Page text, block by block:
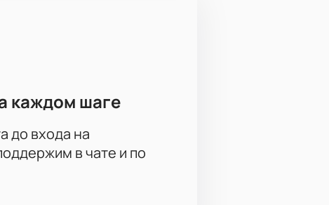
каждом шаге
до входа на
в чате и по